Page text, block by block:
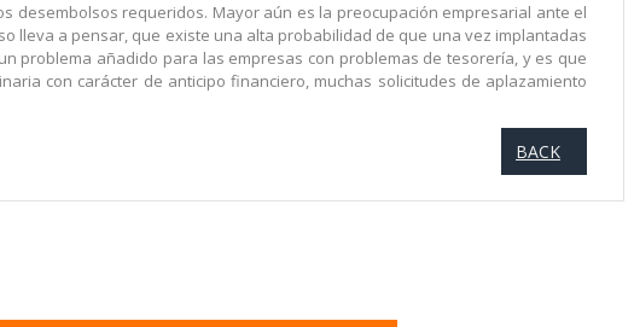
desembolsos requeridos. Mayor aún es la preocupación empresarial ante el
lleva a pensar, que existe una alta probabilidad de que una vez implantadas
problema añadido para las empresas con problemas de tesorería, y es que
con carácter de anticipo financiero, muchas solicitudes de aplazamiento
BACK